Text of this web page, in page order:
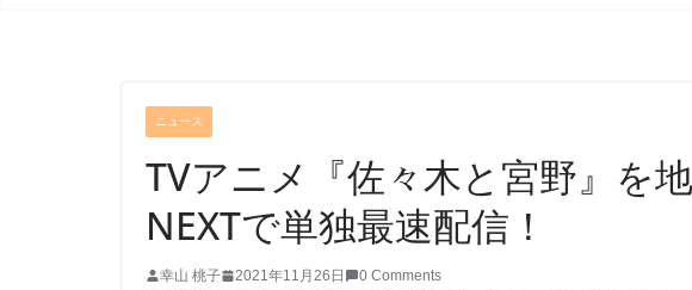
ニュース
TVアニメ『佐々木と宮野』を
NEXTで単独最速配信！
幸山 桃子 2021年11月26日
0 Comments